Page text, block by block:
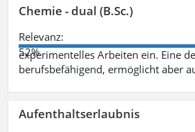
Chemie - dual (B.Sc.)
Relevanz:
52%
experimentelles Arbeiten ein. Eine
berufsbefähigend, ermöglicht aber
Aufenthaltserlaubnis